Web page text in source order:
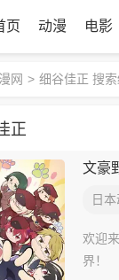
页 动漫 电影
网 > 细谷佳正 搜
正
文豪
日
欢迎
界！